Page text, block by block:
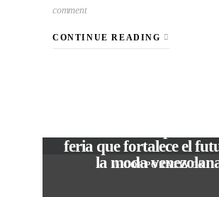
comment
CONTINUE READING
In CORPORATIVOS
feria que fortalece el
la moda